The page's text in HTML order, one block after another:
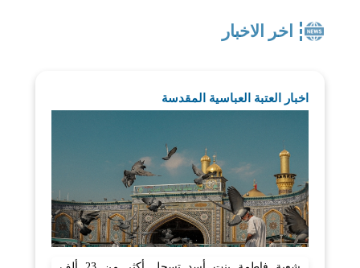
اخر الاخبار
اخبار العتبة العباسية المقدسة